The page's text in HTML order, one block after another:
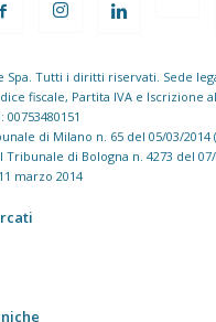
Tutti i diritti riservati. Sede
fiscale, Partita IVA e Iscrizione
di Milano n. 65 del 05/03/
di Bologna n. 4273 del 07/
marzo 2014